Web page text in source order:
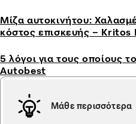
Μίζα αυτοκινήτου:
κόστος επισκευής – Kritos
5 λόγοι για τους οποίους
Autobest
Μάθε περισσότερα